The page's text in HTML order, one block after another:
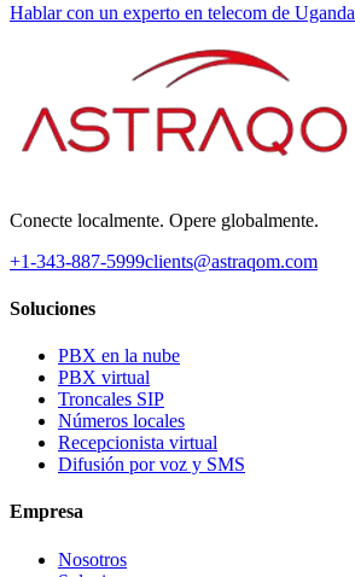
Hablar con un experto en telecom de Uganda
Conecte localmente. Opere globalmente.
+1-343-887-5999clients@astraqom.com
Soluciones
PBX en la nube
PBX virtual
Troncales SIP
Números locales
Recepcionista virtual
Difusión por voz y SMS
Empresa
Nosotros